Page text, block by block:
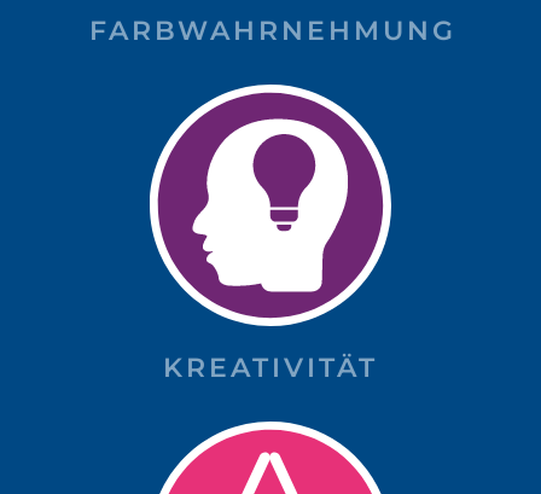
FARBWAHRNEHMUNG
KREATIVITÄT